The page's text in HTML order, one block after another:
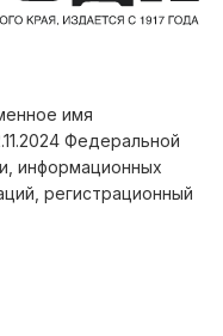
имя
Федеральной
информационных
регистрационный